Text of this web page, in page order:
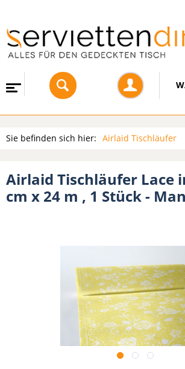
Sie befinden sich hier: Airlaid Tischläufer
Airlaid Tischläufer Lace
cm x 24 m , 1 Stück -